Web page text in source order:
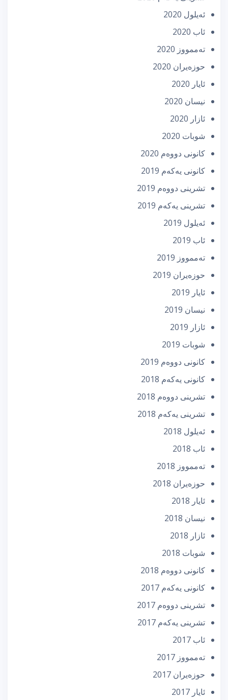
ئه‌یلول 2020
ئاب 2020
تەممووز 2020
حوزه‌یران 2020
ئایار 2020
نیسان 2020
ئازار 2020
شوبات 2020
كانونی دووه‌م 2020
كانونی یه‌كه‌م 2019
تشرینی دووه‌م 2019
تشرینی یه‌كه‌م 2019
ئه‌یلول 2019
ئاب 2019
تەممووز 2019
حوزه‌یران 2019
ئایار 2019
نیسان 2019
ئازار 2019
شوبات 2019
كانونی دووه‌م 2019
كانونی یه‌كه‌م 2018
تشرینی دووه‌م 2018
تشرینی یه‌كه‌م 2018
ئه‌یلول 2018
ئاب 2018
تەممووز 2018
حوزه‌یران 2018
ئایار 2018
نیسان 2018
ئازار 2018
شوبات 2018
كانونی دووه‌م 2018
كانونی یه‌كه‌م 2017
تشرینی دووه‌م 2017
تشرینی یه‌كه‌م 2017
ئاب 2017
تەممووز 2017
حوزه‌یران 2017
ئایار 2017